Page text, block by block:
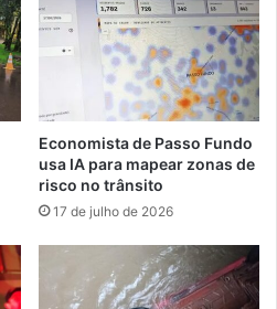
Economista de Passo Fundo
usa IA para mapear zonas de
risco no trânsito
17 de julho de 2026